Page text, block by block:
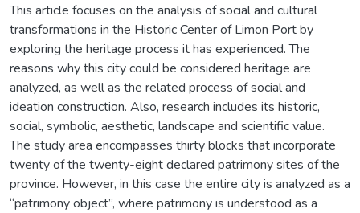
This article focuses on the analysis of social and cultural
transformations in the Historic Center of Limon Port by
exploring the heritage process it has experienced. The
reasons why this city could be considered heritage are
analyzed, as well as the related process of social and
ideation construction. Also, research includes its historic,
social, symbolic, aesthetic, landscape and scientific value.
The study area encompasses thirty blocks that incorporate
twenty of the twenty-eight declared patrimony sites of the
province. However, in this case the entire city is analyzed as a
“patrimony object”, where patrimony is understood as a